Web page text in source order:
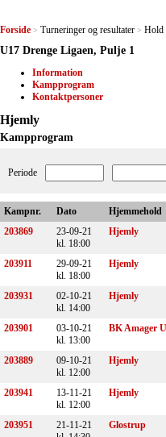
Forside > Turneringer og resultater > Hold
U17 Drenge Ligaen, Pulje 1
Information
Kampprogram
Kontaktpersoner
Hjemly
Kampprogram
Periode
Kampnr. Dato Hjemmehold
203869
23-09-21
kl. 18:00
Hjemly
203911
29-09-21
kl. 18:00
Hjemly
203931
02-10-21
kl. 14:00
Hjemly
203901
03-10-21
kl. 13:00
BK Amager
203889
09-10-21
kl. 12:00
Hjemly
203941
13-11-21
kl. 12:00
Hjemly
203951
21-11-21
Glostrup